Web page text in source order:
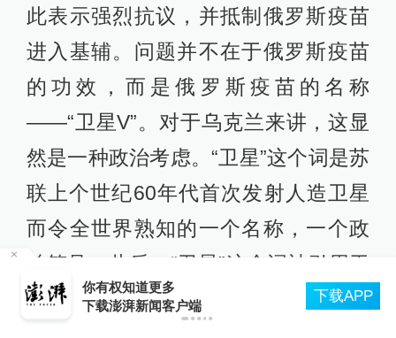
此表示强烈抗议，并抵制俄罗斯疫苗
进入基辅。问题并不在于俄罗斯疫苗
的功效，而是俄罗斯疫苗的名称
——“卫星V”。对于乌克兰来讲，这显
然是一种政治考虑。“卫星”这个词是苏
联上个世纪60年代首次发射人造卫星
而令全世界熟知的一个名称，一个政
治符号。此后，“卫星”这个词被引用于
表达东欧各社会主义国家对苏联的依
你有权知道更多
下载澎湃新闻客户端
下载APP